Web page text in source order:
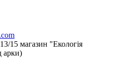
15 магазин "Екологія
арки)